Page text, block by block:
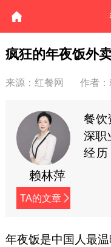
疯狂的年夜饭外
来源：红餐网 作者
赖林萍
TA的文章
餐饮
深职
经
大
年夜饭是中国人最